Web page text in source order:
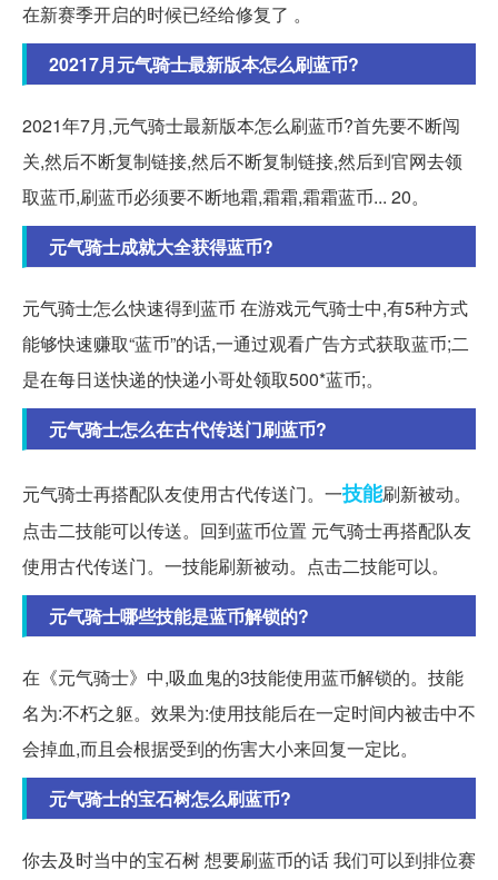
在新赛季开启的时候已经给修复了 。
20217月元气骑士最新版本怎么刷蓝币?
2021年7月,元气骑士最新版本怎么刷蓝币?首先要不断闯
关,然后不断复制链接,然后不断复制链接,然后到官网去领
取蓝币,刷蓝币必须要不断地霜,霜霜,霜霜蓝币... 20。
元气骑士成就大全获得蓝币?
元气骑士怎么快速得到蓝币 在游戏元气骑士中,有5种方式
能够快速赚取“蓝币”的话,一通过观看广告方式获取蓝币;二
是在每日送快递的快递小哥处领取500*蓝币;。
元气骑士怎么在古代传送门刷蓝币?
元气骑士再搭配队友使用古代传送门。一技能刷新被动。
点击二技能可以传送。回到蓝币位置 元气骑士再搭配队友
使用古代传送门。一技能刷新被动。点击二技能可以。
元气骑士哪些技能是蓝币解锁的?
在《元气骑士》中,吸血鬼的3技能使用蓝币解锁的。技能
名为:不朽之躯。效果为:使用技能后在一定时间内被击中不
会掉血,而且会根据受到的伤害大小来回复一定比。
元气骑士的宝石树怎么刷蓝币?
你去及时当中的宝石树 想要刷蓝币的话 我们可以到排位赛